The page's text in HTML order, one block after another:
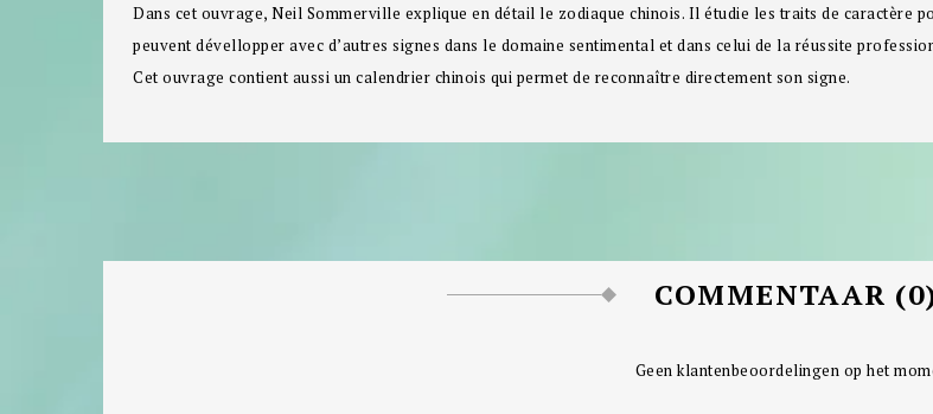
Dans cet ouvrage, Neil Sommerville explique en détail le zodiaque chinois. Il étudie les traits de caractère
peuvent dévellopper avec d’autres signes dans le domaine sentimental et dans celui de la réussite
Cet ouvrage contient aussi un calendrier chinois qui permet de reconnaître directement son signe.
COMMENTAAR
Geen klantenbeoordelingen op het